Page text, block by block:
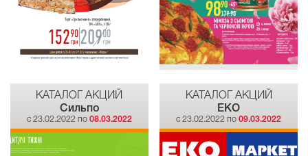
КАТАЛОГ АКЦИЙ
Сильпо
c 23.02.2022 по 08.03.2022
КАТАЛОГ АКЦИЙ
EKO
c 23.02.2022 по09.03.2022